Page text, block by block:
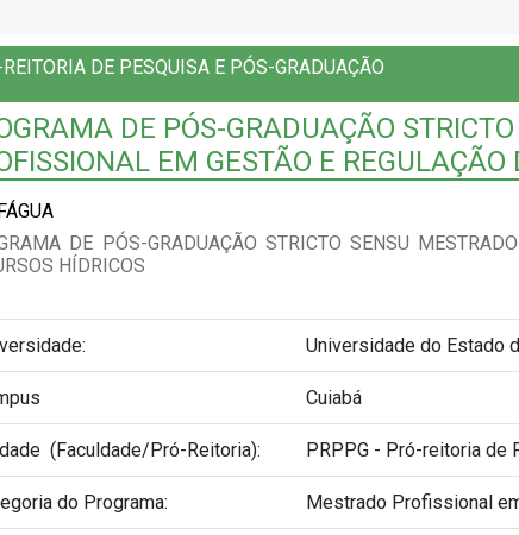
DE PESQUISA E PÓS-GRADUAÇÃO
DE PÓS-GRADUAÇÃO
EM GESTÃO E REGULAÇÃO
DE PÓS-GRADUAÇÃO STRICTO SENSU
HÍDRICOS
Universidade do Estado
Cuiabá
(Faculdade/Pró-Reitoria): PRPPG - Pró-reitoria de
do Programa: Mestrado Profissional